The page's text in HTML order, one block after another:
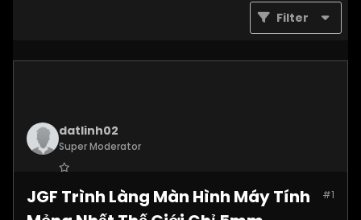
Filter
datlinh02
Super Moderator
Posts:7876 #1
JGF Trình Làng Màn Hình Máy Tính